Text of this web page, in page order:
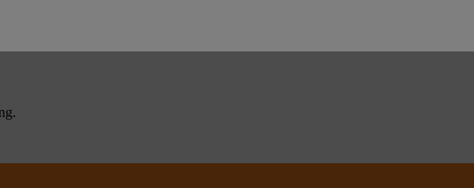
häufigsten Fragen.